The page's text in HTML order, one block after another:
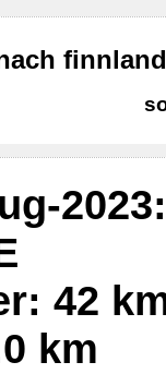
42
km